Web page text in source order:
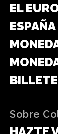
EL EURO
ESPAÑA
Sobre